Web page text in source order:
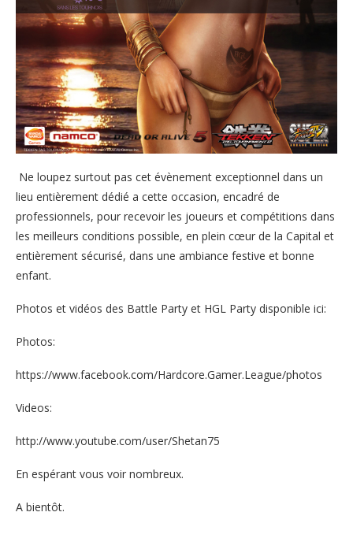
Ne loupez surtout pas cet évènement exceptionnel dans un
lieu entièrement dédié a cette occasion, encadré de
professionnels, pour recevoir les joueurs et compétitions dans
les meilleurs conditions possible, en plein cœur de la Capital et
entièrement sécurisé, dans une ambiance festive et bonne
enfant.
Photos et vidéos des Battle Party et HGL Party disponible ici:
Photos:
https://www.facebook.com/Hardcore.Gamer.League/photos
Videos:
http://www.youtube.com/user/Shetan75
En espérant vous voir nombreux.
A bientôt.